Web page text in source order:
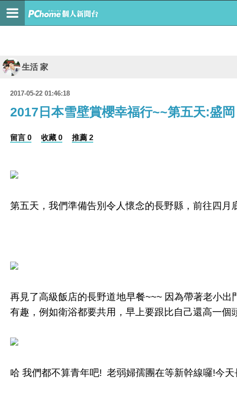
生活 家
2017-05-22 01:46:18
2017日本雪壁賞櫻幸福行~~第五天:盛
留言 0 收藏 0 推薦 2
第五天，我們準備告別令人懷念的長野縣，前往四月
再見了高級飯店的長野道地早餐~~~ 因為帶著老小
有趣，例如衛浴都要共用，早上要跟比自己還高一
哈 我們都不算青年吧! 老弱婦孺團在等新幹線囉!今